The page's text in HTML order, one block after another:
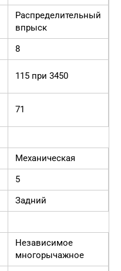
Распределительный
впрыск
8
115 при 3450
71
Механическая
5
Задний
Независимое
многорычажное